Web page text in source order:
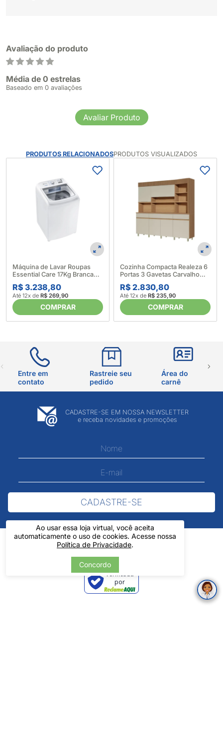
Avaliação do produto
Média de 0 estrelas
Baseado em 0 avaliações
Avaliar Produto
PRODUTOS RELACIONADOSPRODUTOS VISUALIZADOS
Máquina de Lavar Roupas
Essential Care 17Kg Branca
LED17 - Electrolux (633997)
R$ 3.238,80
Até 12x de R$ 269,90
COMPRAR
Cozinha Compacta Realeza 6
Portas 3 Gavetas Carvalho
Greice - Nesher 676018
R$ 2.830,80
Até 12x de R$ 235,90
COMPRAR
Ao usar essa loja virtual, você aceita
automaticamente o uso de cookies. Acesse nossa
Política de Privacidade.
Concordo
Entre em
contato
Rastreie seu
pedido
Área do
carnê
CADASTRE-SE EM NOSSA NEWSLETTER
e receba novidades e promoções
CADASTRE-SE
Verificada
por